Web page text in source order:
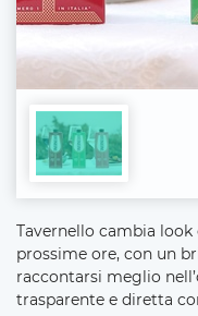
Tavernello cambia look
prossime ore, con un
raccontarsi meglio
trasparente e diretta